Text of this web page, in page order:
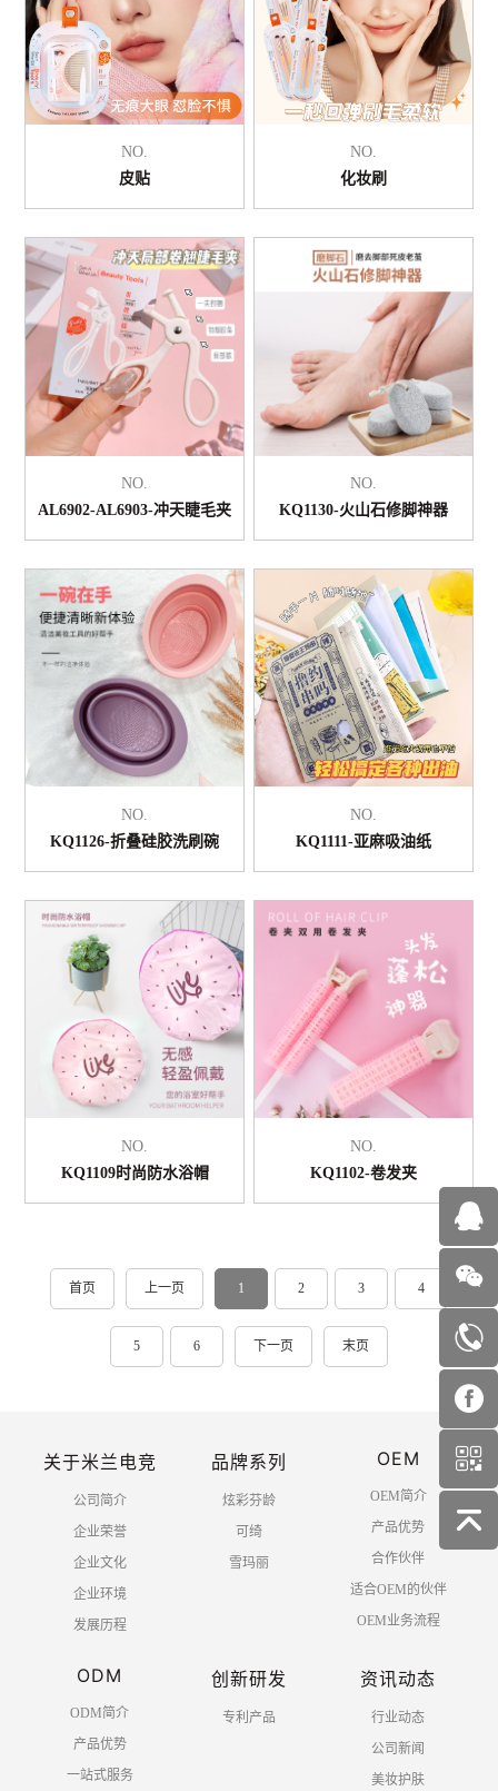
NO.
皮贴
NO.
化妆刷
NO.
AL6902-AL6903-冲天睫毛夹
NO.
KQ1130-火山石修脚神器
NO.
KQ1126-折叠硅胶洗刷碗
NO.
KQ1111-亚麻吸油纸
NO.
KQ1109时尚防水浴帽
NO.
KQ1102-卷发夹
首页 上一页 1 2 3 4
5 6 下一页 末页
关于米兰电竞
公司简介
企业荣誉
企业文化
企业环境
发展历程
品牌系列
炫彩芬龄
可绮
雪玛丽
OEM
OEM简介
产品优势
合作伙伴
适合OEM的伙伴
OEM业务流程
ODM
ODM简介
产品优势
一站式服务
创新研发
专利产品
资讯动态
行业动态
公司新闻
美妆护肤